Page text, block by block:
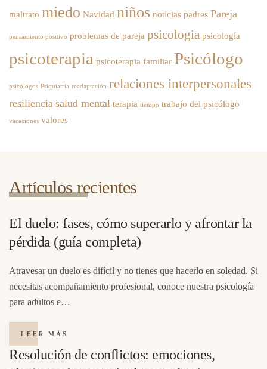
maltrato miedo Navidad niños noticias padres Pareja
pensamiento positivo problemas de pareja psicologia psicología
psicoterapia psicoterapia familiar Psicólogo
psicólogos Psiquiatría readaptación relaciones interpersonales
resiliencia salud mental terapia tiempo trabajo del psicólogo
vacaciones valores
Artículos recientes
El duelo: fases, cómo superarlo y afrontar la
pérdida (guía completa)
Atravesar un duelo es difícil y no tienes que hacerlo en soledad. Si
necesitas acompañamiento profesional, conoce nuestra psicología
para adultos e…
LEER MÁS
Resolución de conflictos: emociones,